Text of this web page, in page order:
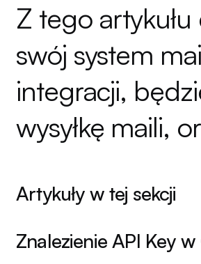
Z tego
swój system
integracji,
wysyłkę maili,
Artykuły w tej sekcji
Znalezienie API Key